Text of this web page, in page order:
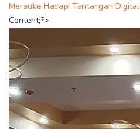
Merauke Hadapi Tantangan Digital
Content;?>